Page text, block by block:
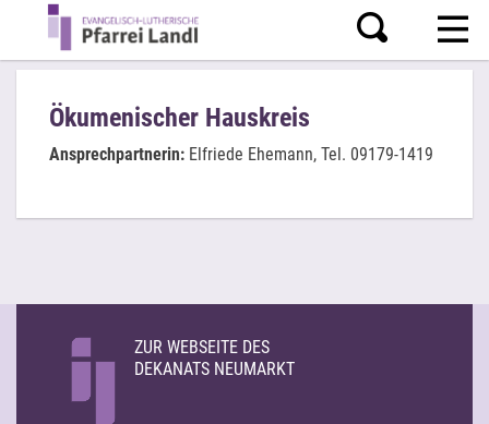
Ökumenischer Hauskreis
Ansprechpartnerin: Elfriede Ehemann, Tel. 09179-1419
ZUR WEBSEITE DES
DEKANATS NEUMARKT